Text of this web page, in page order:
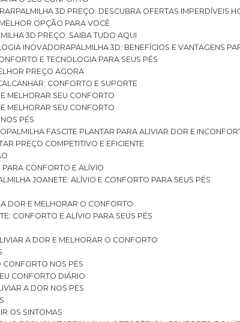
PALMILHA 3D PREÇO: DESCUBRA OFERTAS IMPERDÍVEIS
OPÇÃO PARA VOCÊ
3D PREÇO: SAIBA TUDO AQUI
INOVADORA PALMILHA 3D: BENEFÍCIOS E VANTAGENS
E TECNOLOGIA PARA SEUS PÉS
PREÇO AGORA
CONFORTO E SUPORTE
MELHORAR SEU CONFORTO
MELHORAR SEU CONFORTO
PÉS
PALMILHA FASCITE PLANTAR PARA ALIVIAR DOR E
PREÇO COMPETITIVO E EFICIENTE
PARA CONFORTO E ALÍVIO
JOANETE: ALÍVIO E CONFORTO PARA SEUS PÉS
DOR E MELHORAR O CONFORTO
CONFORTO E ALÍVIO PARA SEUS PÉS
A DOR E MELHORAR O CONFORTO
CONFORTO NOS PÉS
CONFORTO DIÁRIO
A DOR NOS PÉS
OS SINTOMAS